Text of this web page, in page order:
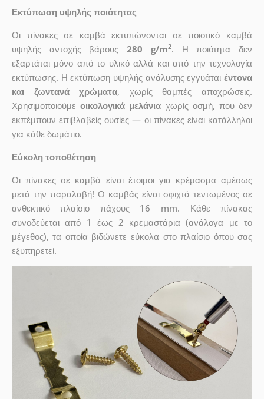
Εκτύπωση υψηλής ποιότητας
Οι πίνακες σε καμβά εκτυπώνονται σε ποιοτικό καμβά
υψηλής αντοχής βάρους280 g/m2. Η ποιότητα δεν
εξαρτάται μόνο από το υλικό αλλά και από την τεχνολογία
εκτύπωσης. Η εκτύπωση υψηλής ανάλυσης εγγυάταιέντονα
και ζωντανά χρώματα, χωρίς θαμπές αποχρώσεις.
Χρησιμοποιούμεοικολογικά μελάνια χωρίς οσμή, που δεν
εκπέμπουν επιβλαβείς ουσίες — οι πίνακες είναι κατάλληλοι
για κάθε δωμάτιο.
Εύκολη τοποθέτηση
Οι πίνακες σε καμβά είναι έτοιμοι για κρέμασμα αμέσως
μετά την παραλαβή! Ο καμβάς είναι σφιχτά τεντωμένος σε
ανθεκτικό πλαίσιο πάχους 16 mm. Κάθε πίνακας
συνοδεύεται από 1 έως 2 κρεμαστάρια (ανάλογα με το
μέγεθος), τα οποία βιδώνετε εύκολα στο πλαίσιο όπου σας
εξυπηρετεί.